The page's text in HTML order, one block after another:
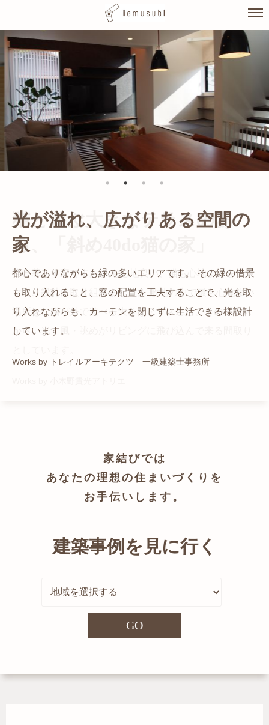
Skip
to
content
猫と暮らす家です。 人も心地良い、猫も心地よいをテー
マに、設計に取り組みました。 敷地の中で最も心地よい
場所を、猫が外で遊べる大きなテラスとし、そのテラス
から、光・風・眺めがリビングに飛び込んで来る間取り
光が溢れ、広がりある空間の
家
都心でありながらも緑の多いエリアです。 その緑の借景
も取り入れること、窓の配置を工夫することで、光を取
り入れながらも、カーテンを閉じずに生活できる様設計
しています。
Works by トレイルアーキテクツ 一級建築士事務所
自然の中の岩山を切り開いて造った、ワイルドなゲスト
ハウスをイメージした空間が広がる都市型住宅です。
かつての機織り工場が、その趣を残しつつ孫世帯の住居
へと蘇りました。
家結びでは
あなたの理想の住まいづくりを
お手伝いします。
建築事例を見に行く
GO